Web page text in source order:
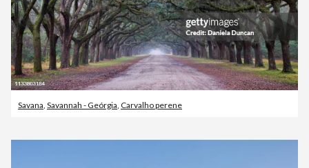
Savana, Savannah - Geórgia, Carvalho perene